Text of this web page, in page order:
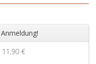
Anmeldung!
11,90 €